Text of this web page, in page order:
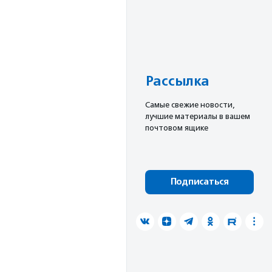
Рассылка
Cамые свежие новости,
лучшие материалы в вашем
почтовом ящике
Подписаться